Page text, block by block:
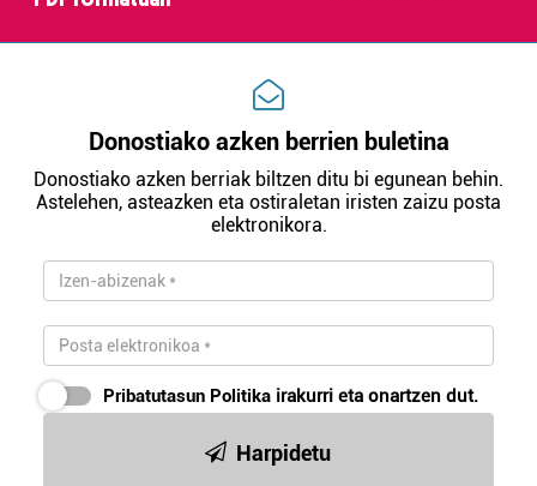
Donostiako azken berrien buletina
Donostiako azken berriak biltzen ditu bi egunean behin.
Astelehen, asteazken eta ostiraletan iristen zaizu posta
elektronikora.
Pribatutasun Politika irakurri eta onartzen dut.
Harpidetu